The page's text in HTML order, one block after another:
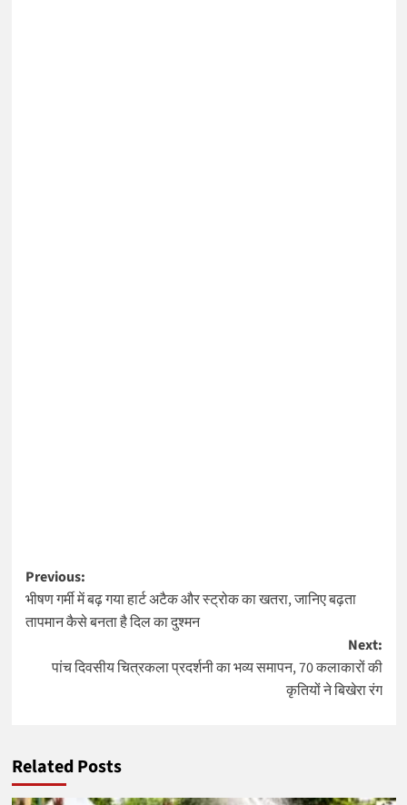
Post
navigation
Previous:
भीषण गर्मी में बढ़ गया हार्ट अटैक और स्ट्रोक का खतरा, जानिए बढ़ता
तापमान कैसे बनता है दिल का दुश्मन
Next:
पांच दिवसीय चित्रकला प्रदर्शनी का भव्य समापन, 70 कलाकारों की
कृतियों ने बिखेरा रंग
Related Posts